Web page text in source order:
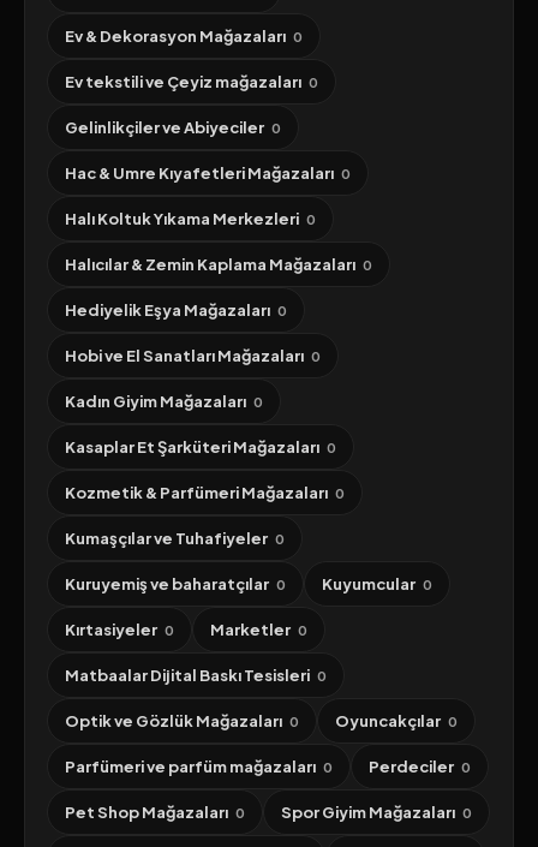
Ev & Dekorasyon Mağazaları 0
Ev tekstili ve Çeyiz mağazaları 0
Gelinlikçiler ve Abiyeciler 0
Hac & Umre Kıyafetleri Mağazaları 0
Halı Koltuk Yıkama Merkezleri 0
Halıcılar & Zemin Kaplama Mağazaları 0
Hediyelik Eşya Mağazaları 0
Hobi ve El Sanatları Mağazaları 0
Kadın Giyim Mağazaları 0
Kasaplar Et Şarküteri Mağazaları 0
Kozmetik & Parfümeri Mağazaları 0
Kumaşçılar ve Tuhafiyeler 0
Kuruyemiş ve baharatçılar 0 Kuyumcular 0
Kırtasiyeler 0 Marketler 0
Matbaalar Dijital Baskı Tesisleri 0
Optik ve Gözlük Mağazaları 0 Oyuncakçılar 0
Parfümeri ve parfüm mağazaları 0 Perdeciler 0
Pet Shop Mağazaları 0 Spor Giyim Mağazaları 0